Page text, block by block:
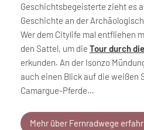
Geschichtsbegeisterte zieht es
Geschichte an der
Wer dem Citylife mal entfliehen
den Sattel, um die Tour durch
erkunden. An der Isonzo
auch einen Blick auf die weißen
Camargue-Pferde…
Mehr über Fernradwege